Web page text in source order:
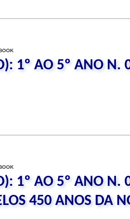
1º AO 5º ANO N.
1º AO 5º ANO N.
450 ANOS DA